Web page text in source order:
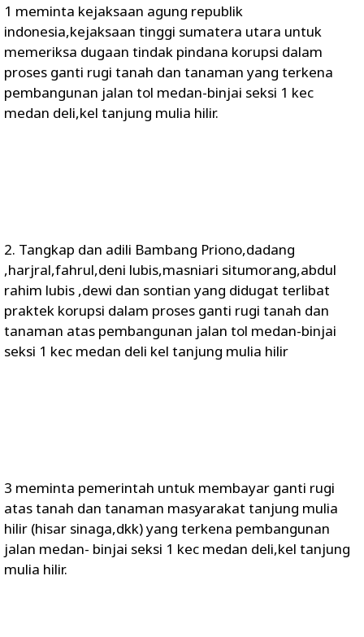
1 meminta kejaksaan agung republik
indonesia,kejaksaan tinggi sumatera utara untuk
memeriksa dugaan tindak pindana korupsi dalam
proses ganti rugi tanah dan tanaman yang terkena
pembangunan jalan tol medan-binjai seksi 1 kec
medan deli,kel tanjung mulia hilir.
2. Tangkap dan adili Bambang Priono,dadang
,harjral,fahrul,deni lubis,masniari situmorang,abdul
rahim lubis ,dewi dan sontian yang didugat terlibat
praktek korupsi dalam proses ganti rugi tanah dan
tanaman atas pembangunan jalan tol medan-binjai
seksi 1 kec medan deli kel tanjung mulia hilir
3 meminta pemerintah untuk membayar ganti rugi
atas tanah dan tanaman masyarakat tanjung mulia
hilir (hisar sinaga,dkk) yang terkena pembangunan
jalan medan- binjai seksi 1 kec medan deli,kel tanjung
mulia hilir.